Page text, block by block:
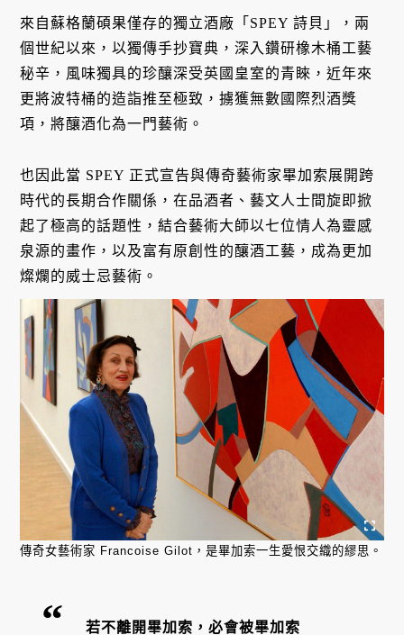
來自蘇格蘭碩果僅存的獨立酒廠「SPEY 詩貝」，兩
個世紀以來，以獨傳手抄寶典，深入鑽研橡木桶工藝
秘辛，風味獨具的珍釀深受英國皇室的青睞，近年來
更將波特桶的造詣推至極致，擄獲無數國際烈酒獎
項，將釀酒化為一門藝術。
也因此當 SPEY 正式宣告與傳奇藝術家畢加索展開跨
時代的長期合作關係，在品酒者、藝文人士間旋即掀
起了極高的話題性，結合藝術大師以七位情人為靈感
泉源的畫作，以及富有原創性的釀酒工藝，成為更加
燦爛的威士忌藝術。
傳奇女藝術家 Francoise Gilot，是畢加索一生愛恨交織的繆思。
若不離開畢加索，必會被畢加索